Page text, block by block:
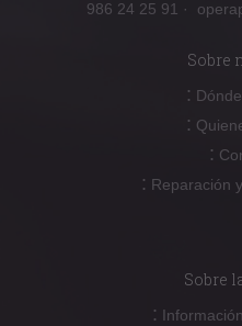
986 24 25 91 ·
Sobre
:
:
:
: Reparación
Sobre
: